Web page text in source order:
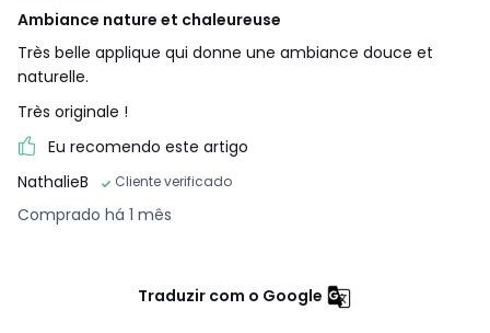
Ambiance nature et chaleureuse
Très belle applique qui donne une ambiance douce et
naturelle.
Très originale !
Eu recomendo este artigo
NathalieB
Cliente verificado
Comprado há 1 mês
Traduzir com o Google